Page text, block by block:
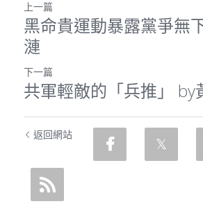
上一篇
黑命貴運動暴露黨爭無
漣
下一篇
共軍輕敵的「兵推」 by
返回網站